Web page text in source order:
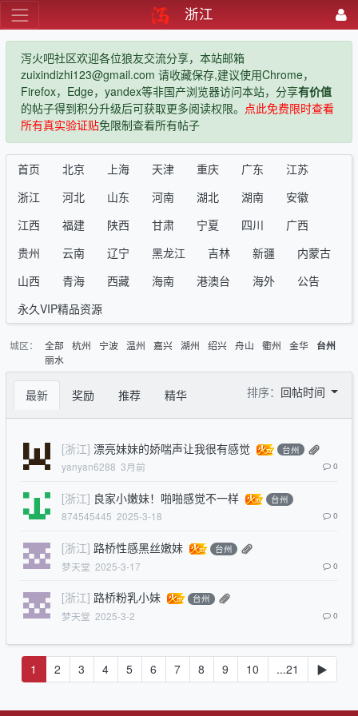
浙江
泻火吧社区欢迎各位狼友交流分享，本站邮箱
zuixindizhi123@gmail.com 请收藏保存,建议使用Chrome，
Firefox，Edge，yandex等非国产浏览器访问本站，分享有价值
的帖子得到积分升级后可获取更多阅读权限。 点此免费限时查看
所有真实验证贴免限制查看所有帖子
首页 北京 上海 天津 重庆 广东
江苏
浙江
河北 山东 河南 湖北 湖南
安徽
江西
福建 陕西 甘肃 宁夏 四川
广西
贵州
云南 辽宁 黑龙江 吉林 新疆
内蒙古
山西
青海 西藏 海南 港澳台 海外
公告
永久VIP精品资源
城区： 全部 杭州 宁波 温州 嘉兴 湖州 绍兴 舟山 衢州 金华
台州
丽水
最新 奖励 推荐 精华 排序： 回帖时间
[浙江] 漂亮妹妹的娇喘声让我很有感觉 台州
yanyan6288 3月前 0
[浙江] 良家小嫩妹！啪啪感觉不一样 台州
874545445 2025-3-18 0
[浙江] 路桥性感黑丝嫩妹 台州
梦天堂 2025-3-17 0
[浙江] 路桥粉乳小妹 台州
梦天堂 2025-3-2 0
1 2 3 4 5 6 7 8 9 10 ...21 ▶